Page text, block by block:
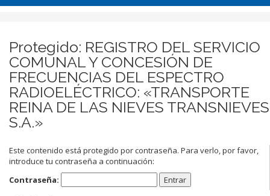
Protegido: REGISTRO DEL SERVICIO
COMUNAL Y CONCESIÓN DE
FRECUENCIAS DEL ESPECTRO
RADIOELÉCTRICO: «TRANSPORTE
REINA DE LAS NIEVES TRANSNIEVES
S.A.»
Este contenido está protegido por contraseña. Para verlo, por favor,
introduce tu contraseña a continuación:
Contraseña: